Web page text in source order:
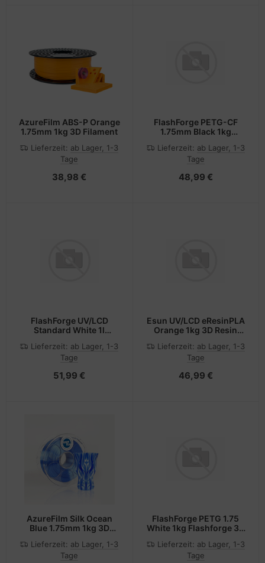
AzureFilm ABS-P Orange
1.75mm 1kg 3D Filament
Lieferzeit: ab Lager, 1-3
Tage
38,98 €
FlashForge PETG-CF
1.75mm Black 1kg
Lieferzeit: ab Lager, 1-3
Tage
48,99 €
FlashForge UV/LCD
Standard White 1l
405nm
Lieferzeit: ab Lager, 1-3
Tage
51,99 €
Esun UV/LCD eResinPLA
Orange 1kg 3D Resin
Lieferzeit: ab Lager, 1-3
Tage
46,99 €
AzureFilm Silk Ocean
Blue 1.75mm 1kg 3D
Lieferzeit: ab Lager, 1-3
Tage
FlashForge PETG 1.75
White 1kg Flashforge 3D
Lieferzeit: ab Lager, 1-3
Tage